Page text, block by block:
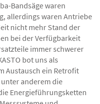
Bandsäge waren
allerdings waren Antriebe
nicht mehr Stand der
bei der Verfügbarkeit
immer schwerer
bot uns als
Austausch ein Retrofit
anderem die
Energieführungsketten